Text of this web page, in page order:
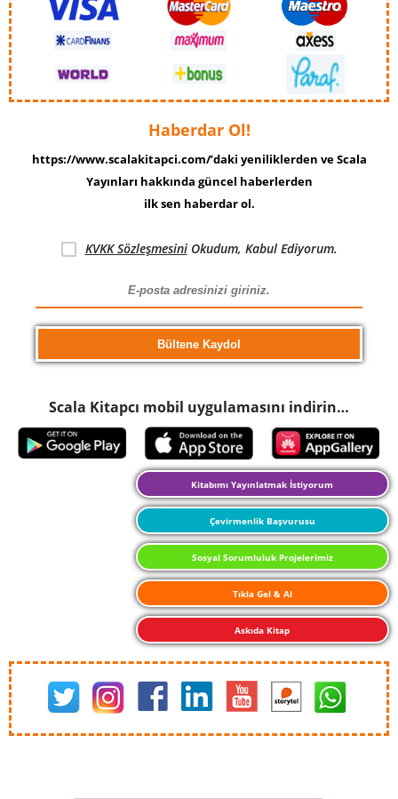
Haberdar Ol!
https://www.scalakitapci.com/’daki yeniliklerden ve Scala
Yayınları hakkında güncel haberlerden
ilk sen haberdar ol.
KVKK SözleşmesiniOkudum, Kabul Ediyorum.
Scala Kitapcı mobil uygulamasını indirin…
Kitabımı Yayınlatmak İstiyorum
Çevirmenlik Başvurusu
Sosyal Sorumluluk Projelerimiz
Tıkla Gel & Al
Askıda Kitap